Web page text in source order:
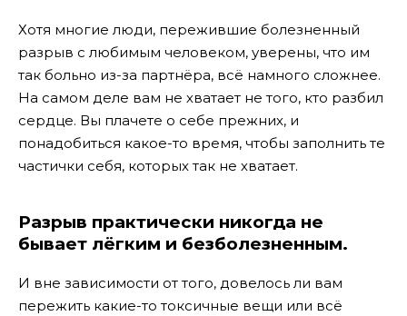
Хотя многие люди, пережившие болезненный
разрыв с любимым человеком, уверены, что им
так больно из-за партнёра, всё намного сложнее.
На самом деле вам не хватает не того, кто разбил
сердце. Вы плачете о себе прежних, и
понадобиться какое-то время, чтобы заполнить те
частички себя, которых так не хватает.
Разрыв практически никогда не
бывает лёгким и безболезненным.
И вне зависимости от того, довелось ли вам
пережить какие-то токсичные вещи или всё